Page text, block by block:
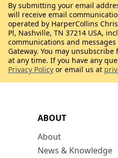
ABOUT
About
News & Knowledge
By submitting your email
will receive email
operated by HarperCollins
Pl, Nashville, TN 37214 USA,
communications and
Gateway. You may unsubscribe
at any time. If you have any
Privacy Policy or email us at